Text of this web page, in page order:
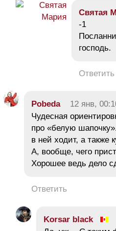
Святая
-1
господь.
Ответить
Pobeda 12 янв,
Чудесная
про «белую
в ней ходит, а также
А, вообще, чего
Хорошее ведь дело
Ответить
Korsar black